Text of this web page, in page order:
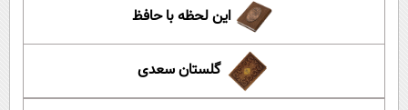
این لحظه با حافظ
گلستان سعدی